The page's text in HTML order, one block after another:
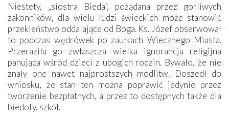
Niestety, „siostra Bieda”, pożądana przez gorliwych
zakonników, dla wielu ludzi świeckich może stanowić
przekleństwo oddalające od Boga. Ks. Józef obserwował
to podczas wędrówek po zaułkach Wiecznego Miasta.
Przeraziła go zwłaszcza wielka ignorancja religijna
panująca wśród dzieci z ubogich rodzin. Bywało, że nie
znały one nawet najprostszych modlitw. Doszedł do
wniosku, że stan ten można poprawić jedynie przez
tworzenie bezpłatnych, a przez to dostępnych także dla
biedoty, szkół.